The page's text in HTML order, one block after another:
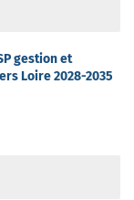
gestion et
Loire 2028-2035